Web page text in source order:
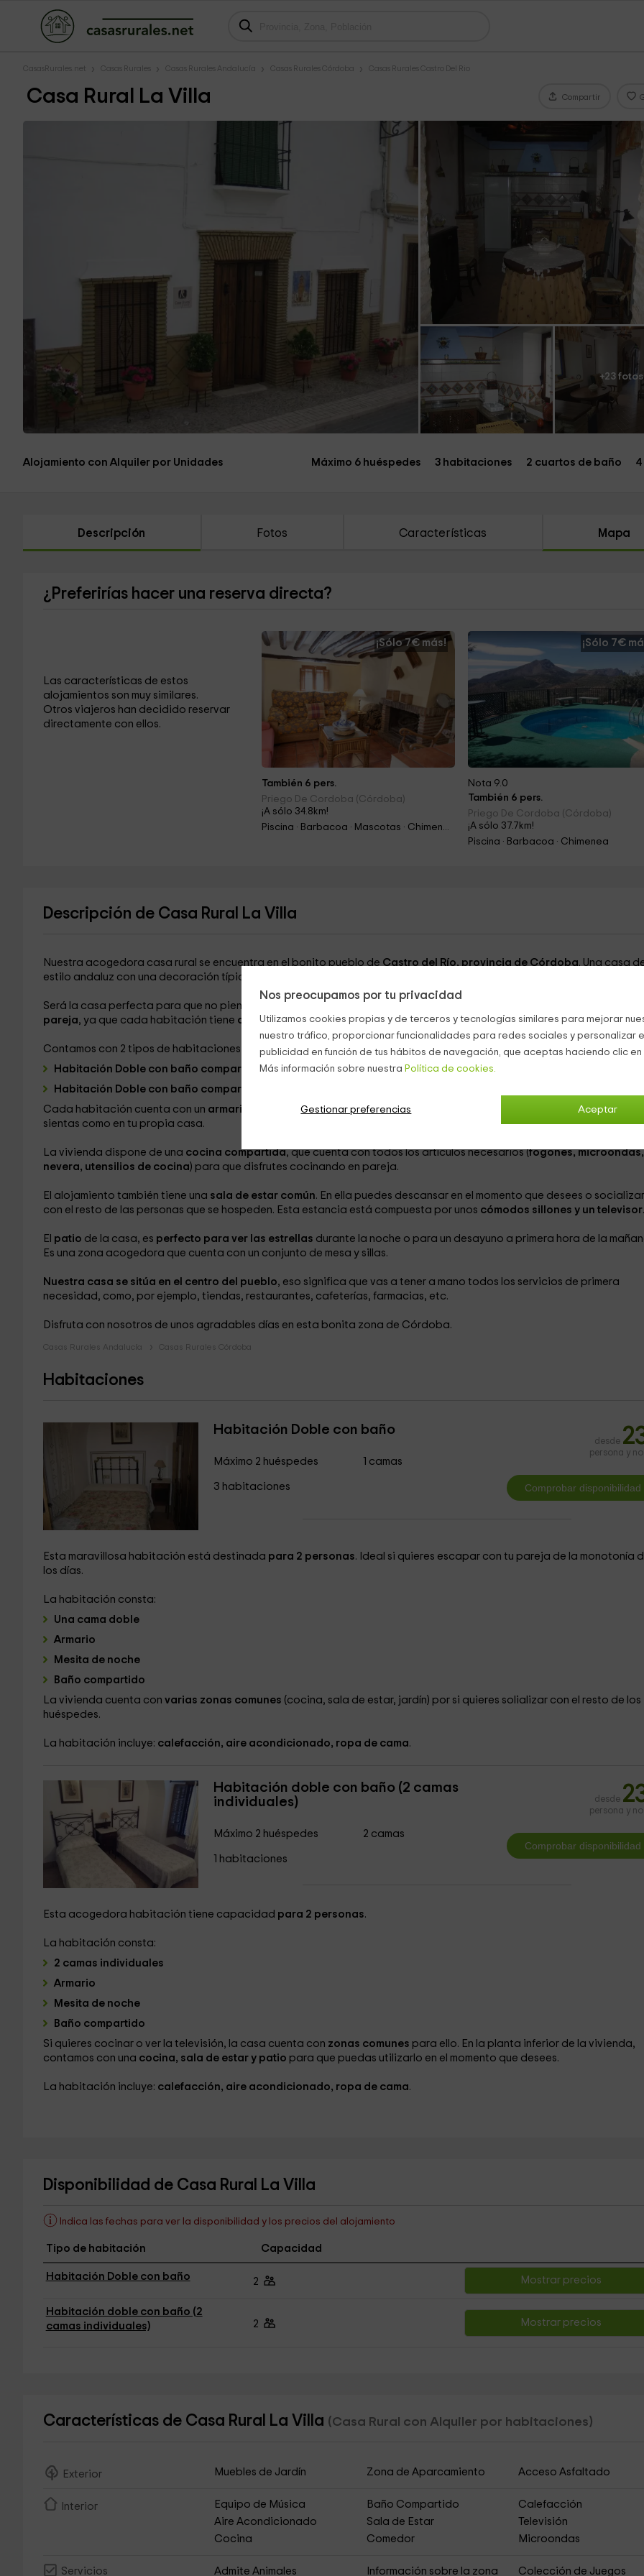
Nos preocupamos por tu privacidad
Utilizamos cookies propias y de terceros y tecnologías similares para mejorar
nuestro tráfico, proporcionar funcionalidades para redes sociales y personalizar
publicidad en función de tus hábitos de navegación, que aceptas haciendo clic
Más información sobre nuestra Política de cookies.
Aceptar
Gestionar preferencias
CasasRurales.net Casas Rurales Casas Rurales Andalucía Casas Rurales Córdoba Casas Rurales Castro Del Rio
Casa Rural La Villa Compartir
+23 fotos
Alojamiento con Alquiler por Unidades Máximo 6 huéspedes 3 habitaciones 2 cuartos de baño
Descripción Fotos Características Mapa
¿Preferirías hacer una reserva directa?
Las características de estos
alojamientos son muy similares.
Otros viajeros han decidido reservar
directamente con ellos.
¡Sólo 7€ más!
También 6 pers.
Priego De Cordoba (Córdoba)
¡A sólo 34.8km!
Piscina · Barbacoa · Mascotas · Chimenea
¡Sólo 7€
Nota 9.0
También 6 pers.
Priego De Cordoba (Córdoba)
¡A sólo 37.7km!
Piscina · Barbacoa · Chimenea
Descripción de Casa Rural La Villa
Nuestra acogedora casa rural se encuentra en el bonito pueblo de Castro del Río, provincia de Córdoba. Una casa
estilo andaluz con una decoración típica de la zona.
Será la casa perfecta para que no pienses en nada relacionado con la ciudad y el trabajo. Es i
pareja, ya que cada habitación tiene capacidad para 2 personas
Contamos con 2 tipos de habitaciones
Habitación Doble con baño compartido (cama doble)
Habitación Doble con baño compartido (2 camas sencillas)
Cada habitación cuenta con un armario para poder guardar el equipaje y
para que en todo momento
sientas como en tu propia casa.
La vivienda dispone de una cocina compartida, que cuenta con todos los artículos necesarios (fogones, microondas,
nevera, utensilios de cocina) para que disfrutes cocinando en pareja.
El alojamiento también tiene una sala de estar común. En ella puedes descansar en el momento que desees o socializar
con el resto de las personas que se hospeden. Esta estancia está compuesta por unos cómodos sillones y un televisor.
El patio de la casa, es perfecto para ver las estrellas durante la noche o para un desayuno a primera hora de la
Es una zona acogedora que cuenta con un conjunto de mesa y sillas.
Nuestra casa se sitúa en el centro del pueblo, eso significa que vas a tener a mano todos los servicios de primera
necesidad, como, por ejemplo, tiendas, restaurantes, cafeterías, farmacias, etc.
Disfruta con nosotros de unos agradables días en esta bonita zona de Córdoba.
Casas Rurales Andalucía Casas Rurales Córdoba
Habitaciones
Habitación Doble con baño
Máximo 2 huéspedes
3 habitaciones
1 camas
desde
persona y
Esta maravillosa habitación está destinada para 2 personas. Ideal si quieres escapar con tu pareja de la monotonía
los días.
La habitación consta:
Una cama doble
Armario
Mesita de noche
Baño compartido
La vivienda cuenta con varias zonas comunes (cocina, sala de estar, jardín) por si quieres solializar con el resto de los
huéspedes.
La habitación incluye: calefacción, aire acondicionado, ropa de cama.
Habitación doble con baño (2 camas
individuales)
Máximo 2 huéspedes
1 habitaciones
2 camas
desde
persona y
Esta acogedora habitación tiene capacidad para 2 personas.
La habitación consta:
2 camas individuales
Armario
Mesita de noche
Baño compartido
Si quieres cocinar o ver la televisión, la casa cuenta con zonas comunes para ello. En la planta inferior de la vivienda,
contamos con una cocina, sala de estar y patio para que puedas utilizarlo en el momento que desees.
La habitación incluye: calefacción, aire acondicionado, ropa de cama.
Disponibilidad de Casa Rural La Villa
Indica las fechas para ver la disponibilidad y los precios del alojamiento
Tipo de habitación Capacidad
Habitación Doble con baño 2 Mostrar precios
Habitación doble con baño (2
camas individuales)
2 Mostrar precios
Características de Casa Rural La Villa (Casa Rural con Alquiler por habitaciones)
Exterior Muebles de Jardín Zona de Aparcamiento Acceso Asfaltado
Interior Equipo de Música Baño Compartido
Calefacción
Aire Acondicionado
Sala de Estar
Televisión
Cocina
Comedor Microondas
Servicios Admite Animales Información sobre la zona Colección de Juegos